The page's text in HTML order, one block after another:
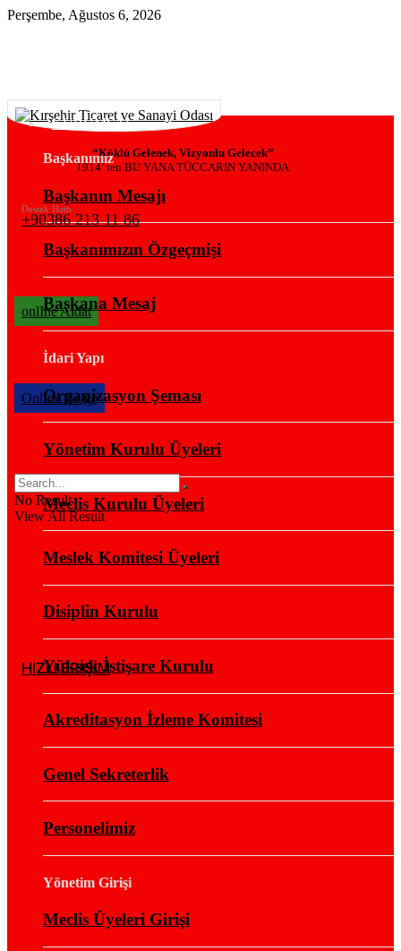
Perşembe, Ağustos 6, 2026
“Köklü Gelenek, Vizyonlu Gelecek”
1914’ ten BU YANA TÜCCARIN YANINDA
Destek Hattı
+90386 213 11 86
onlIne Aidat
OnlIne Belge
No Result
View All Result
HIZLI ERİŞİM
KURUMSAL
Başkanımız
Başkanın Mesajı
Başkanımızın Özgeçmişi
Başkana Mesaj
İdari Yapı
Organizasyon Şeması
Yönetim Kurulu Üyeleri
Meclis Kurulu Üyeleri
Meslek Komitesi Üyeleri
Disiplin Kurulu
Yüksek İstişare Kurulu
Akreditasyon İzleme Komitesi
Genel Sekreterlik
Personelimiz
Yönetim Girişi
Meclis Üyeleri Girişi